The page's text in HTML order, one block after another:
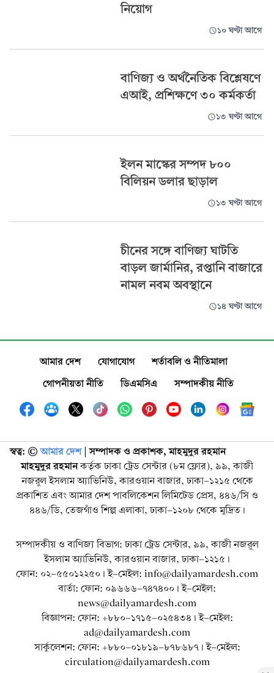
নিয়োগ
১০ ঘণ্টা আগে
বাণিজ্য ও অর্থনৈতিক বিশ্লেষণে
এআই, প্রশিক্ষণে ৩০ কর্মকর্তা
১৩ ঘণ্টা আগে
ইলন মাস্কের সম্পদ ৮০০
বিলিয়ন ডলার ছাড়াল
১৩ ঘণ্টা আগে
চীনের সঙ্গে বাণিজ্য ঘাটতি
বাড়ল জার্মানির, রপ্তানি বাজারে
নামল নবম অবস্থানে
১৪ ঘণ্টা আগে
আমার দেশ যোগাযোগ
শর্তাবলি ও নীতিমালা
গোপনীয়তা নীতি
ডিএমসিএ সম্পাদকীয় নীতি
স্বত্ব: ©️ আমার দেশ| সম্পাদক ও প্রকাশক, মাহমুদুর রহমান
মাহমুদুর রহমানকর্তৃক ঢাকা ট্রেড সেন্টার (৮ম ফ্লোর), ৯৯, কাজী
নজরুল ইসলাম অ্যাভিনিউ, কারওয়ান বাজার, ঢাকা-১২১৫ থেকে
প্রকাশিত এবং আমার দেশ পাবলিকেশন লিমিটেড প্রেস, ৪৪৬/সি ও
৪৪৬/ডি, তেজগাঁও শিল্প এলাকা, ঢাকা-১২০৮ থেকে মুদ্রিত।
সম্পাদকীয় ও বাণিজ্য বিভাগ: ঢাকা ট্রেড সেন্টার, ৯৯, কাজী নজরুল
ইসলাম অ্যাভিনিউ, কারওয়ান বাজার, ঢাকা-১২১৫।
ফোন: ০২-৫৫০১২২৫০। ই-মেইল: info@dailyamardesh.com
বার্তা: ফোন: ০৯৬৬৬-৭৪৭৪০০। ই-মেইল:
news@dailyamardesh.com
বিজ্ঞাপন: ফোন: +৮৮০-১৭১৫-০২৫৪৩৪ । ই-মেইল:
ad@dailyamardesh.com
সার্কুলেশন: ফোন: +৮৮০-০১৮১৯-৮৭৮৬৮৭ । ই-মেইল:
circulation@dailyamardesh.com